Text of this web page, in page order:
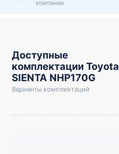
компании
Доступные
комплектации Toyota
SIENTA NHP170G
Варианты комплектаций